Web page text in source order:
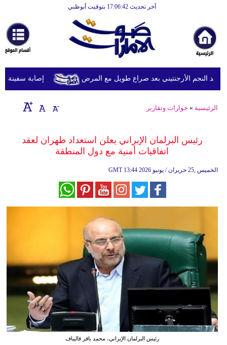
آخر تحديث 17:06:42 بتوقيت أبوظبي
أخبارعاجلة
رياضة
ثقافة
إقتصاد
وموسيقى
أخبار
إعلام
إصابة سفينة النجم الأرجنتيني بعد صراع طويل مع المرض
الرئيسية » حوارات وتقارير
رئيس البرلمان الإيراني يعلن استعداد طهران لعقد
اتفاقيات أمنية مع دول المنطقة
GMT 13:44 2026 الخميس ,25 حزيران / يونيو
رئيس البرلمان الإيراني، محمد باقر قاليباف